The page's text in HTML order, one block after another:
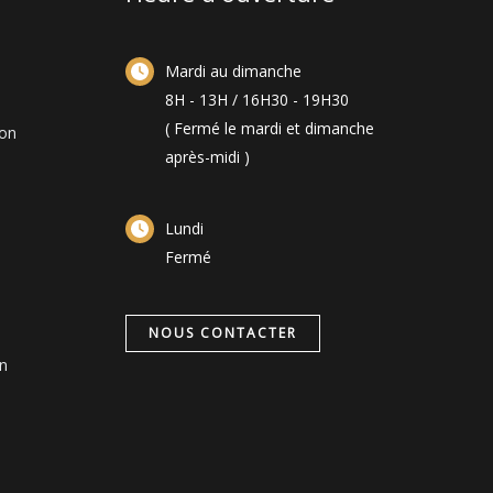
Mardi au dimanche
8H - 13H / 16H30 - 19H30
( Fermé le mardi et dimanche
après-midi )
Lundi
Fermé
NOUS CONTACTER